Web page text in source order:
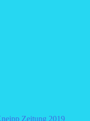
Zeitung 2019